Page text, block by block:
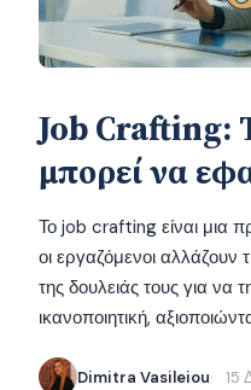
Job Crafting:
μπορεί να
Το job crafting είναι μια
οι εργαζόμενοι αλλάζουν
της δουλειάς τους για να
ικανοποιητική,
Dimitra Vasileiou 15